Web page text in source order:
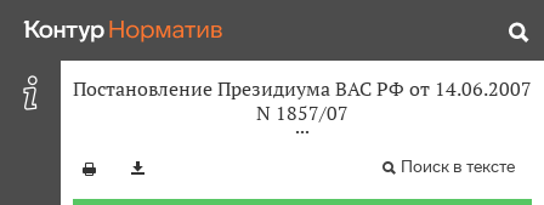
Постановление Президиума ВАС РФ от 14.06.2007
N 1857/07
Поиск в тексте